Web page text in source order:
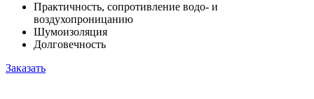
Практичность, сопротивление водо- и
воздухопроницанию
Шумоизоляция
Долговечность
Заказать